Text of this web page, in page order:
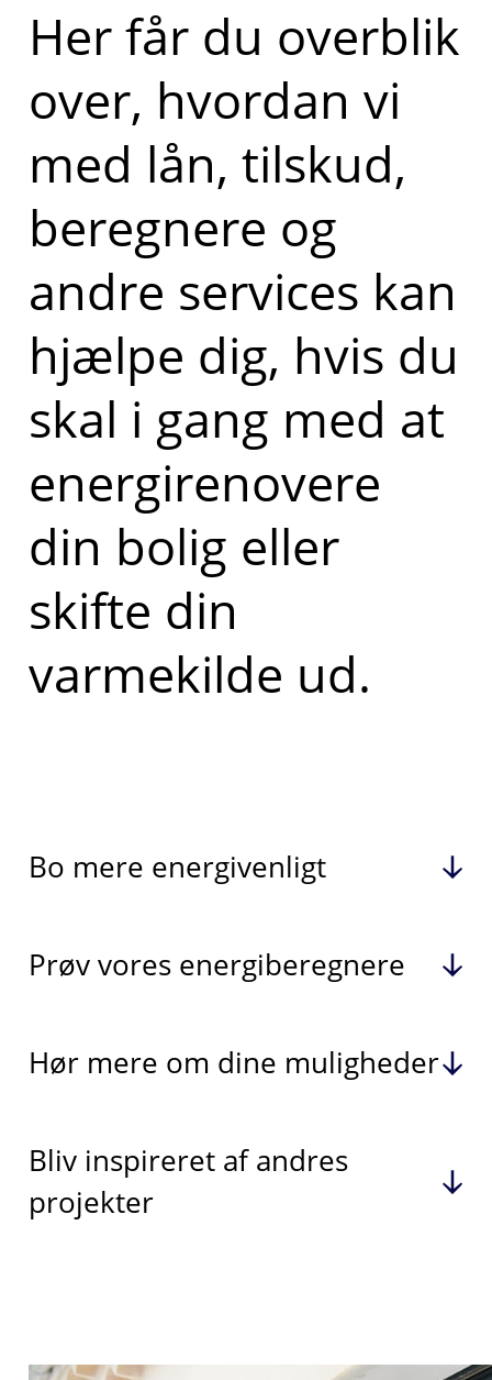
Her får du overblik
over, hvordan vi
med lån, tilskud,
beregnere og
andre services kan
hjælpe dig, hvis du
skal i gang med at
energirenovere
din bolig eller
skifte din
varmekilde ud.
Bo mere energivenligt
Prøv vores energiberegnere
Hør mere om dine muligheder
Bliv inspireret af andres
projekter